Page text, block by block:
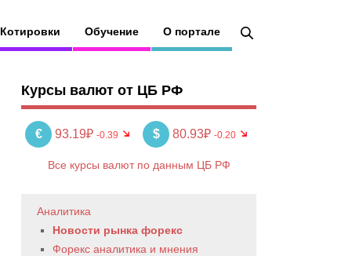
Котировки Обучение О портале
Курсы валют от ЦБ РФ
€ 93.19₽ -0.39 $ 80.93₽ -0.20
Все курсы валют по данным ЦБ РФ
Аналитика
Новости рынка форекс
Форекс аналитика и мнения